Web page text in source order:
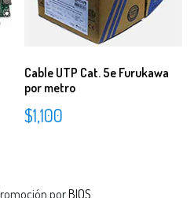
Cable UTP Cat. 5e Furukawa
por metro
$1,100
porBIOS